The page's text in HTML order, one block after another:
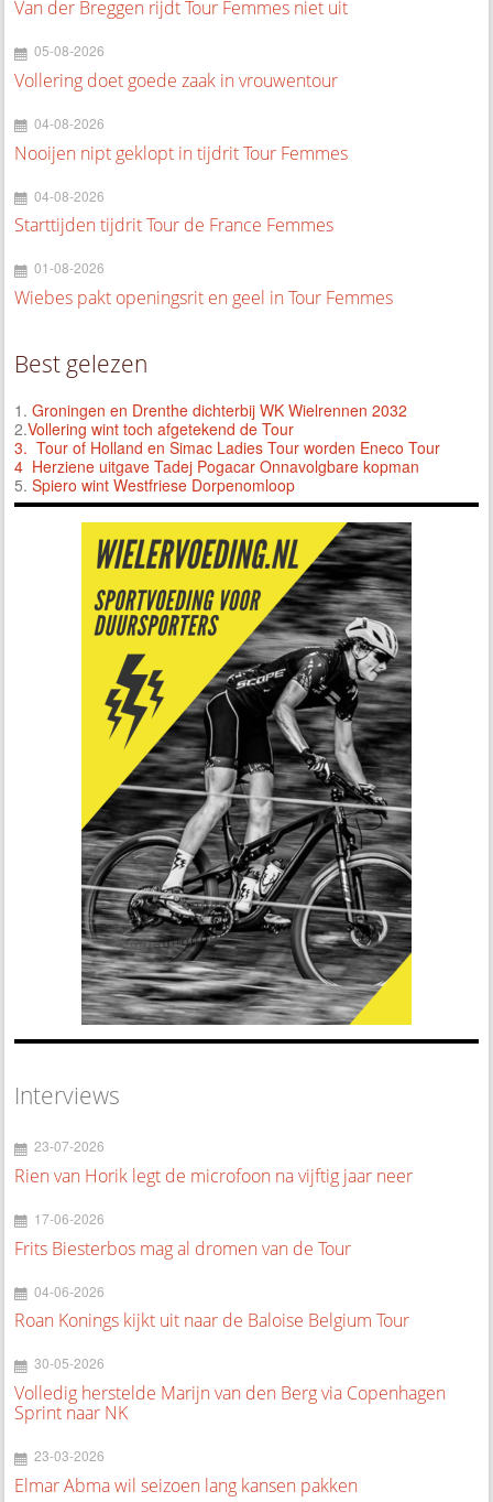
Van der Breggen rijdt Tour Femmes niet uit
05-08-2026
Vollering doet goede zaak in vrouwentour
04-08-2026
Nooijen nipt geklopt in tijdrit Tour Femmes
04-08-2026
Starttijden tijdrit Tour de France Femmes
01-08-2026
Wiebes pakt openingsrit en geel in Tour Femmes
Best gelezen
1.Groningen en Drenthe dichterbij WK Wielrennen 2032
2.Vollering wint toch afgetekend de Tour
3. Tour of Holland en Simac Ladies Tour worden Eneco Tour
4 Herziene uitgave Tadej Pogacar Onnavolgbare kopman
5.Spiero wint Westfriese Dorpenomloop
Interviews
23-07-2026
Rien van Horik legt de microfoon na vijftig jaar neer
17-06-2026
Frits Biesterbos mag al dromen van de Tour
04-06-2026
Roan Konings kijkt uit naar de Baloise Belgium Tour
30-05-2026
Volledig herstelde Marijn van den Berg via Copenhagen
Sprint naar NK
23-03-2026
Elmar Abma wil seizoen lang kansen pakken